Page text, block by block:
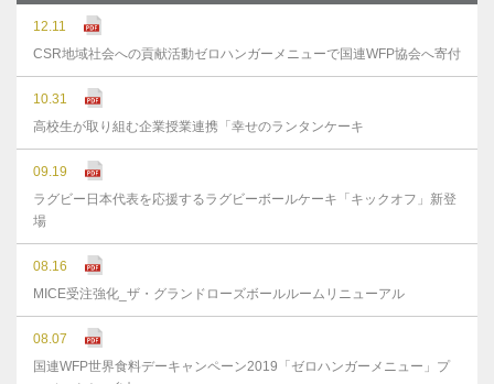
12.11
CSR地域社会への貢献活動ゼロハンガーメニューで国連WFP協会へ寄付
10.31
高校生が取り組む企業授業連携「幸せのランタンケーキ
09.19
ラグビー日本代表を応援するラグビーボールケーキ「キックオフ」新登
場
08.16
MICE受注強化_ザ・グランドローズボールルームリニューアル
08.07
国連WFP世界食料デーキャンペーン2019「ゼロハンガーメニュー」プ